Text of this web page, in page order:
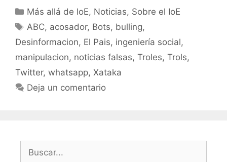
Categorías
Más allá de IoE, Noticias, Sobre el IoE
Etiquetas
ABC, acosador, Bots, bulling,
Desinformacion, El Pais, ingeniería social,
manipulacion, noticias falsas, Troles, Trols,
Twitter, whatsapp, Xataka
Deja un comentario